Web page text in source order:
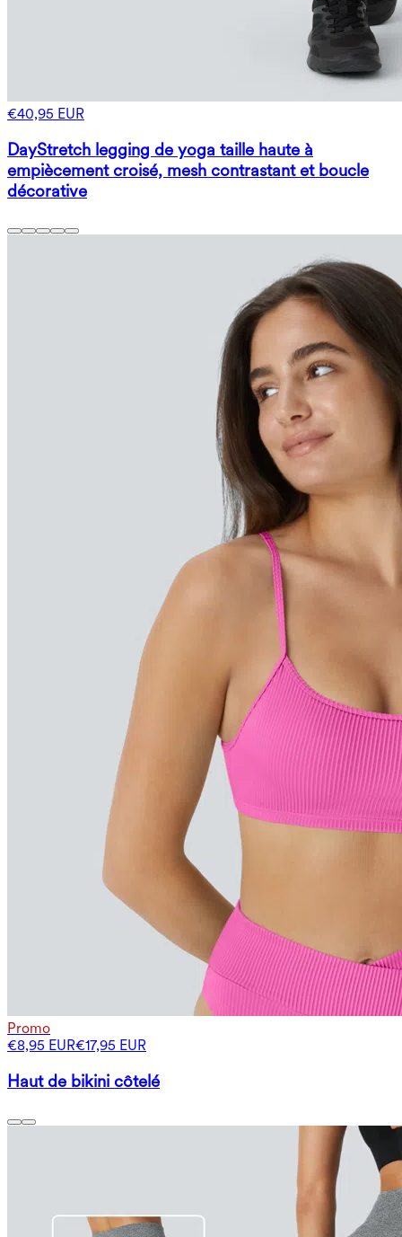
€40,95 EUR
DayStretch legging de yoga taille haute à
empiècement croisé, mesh contrastant et boucle
décorative
Promo
€8,95 EUR€17,95 EUR
Haut de bikini côtelé